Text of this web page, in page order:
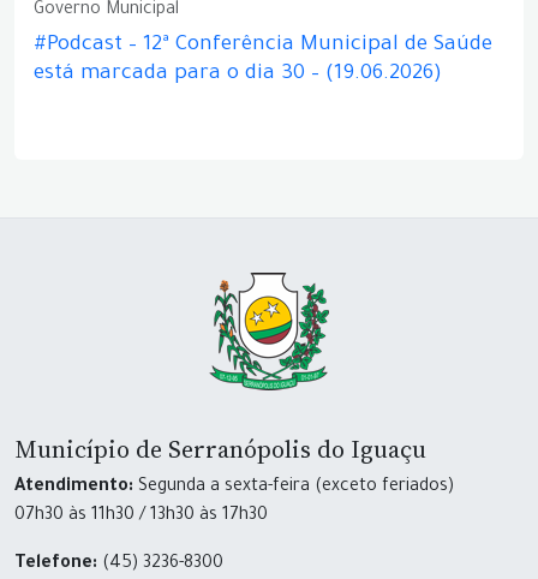
Governo Municipal
#Podcast – 12ª Conferência Municipal de Saúde
está marcada para o dia 30 – (19.06.2026)
Município de Serranópolis do Iguaçu
Atendimento: Segunda a sexta-feira (exceto feriados)
07h30 às 11h30 / 13h30 às 17h30
Telefone: (45) 3236-8300